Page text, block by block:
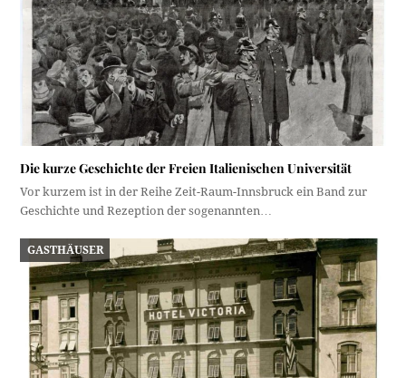
Die kurze Geschichte der Freien Italienischen Universität
Vor kurzem ist in der Reihe Zeit-Raum-Innsbruck ein Band zur
Geschichte und Rezeption der sogenannten…
GASTHÄUSER